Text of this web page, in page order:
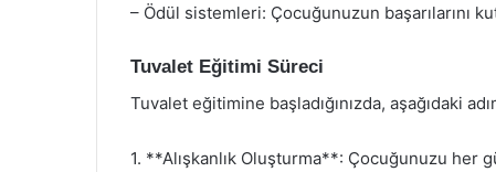
– Ödül sistemleri: Çocuğunuzun başarılarını
Tuvalet Eğitimi Süreci
Tuvalet eğitimine başladığınızda, aşağıdaki
1. **Alışkanlık Oluşturma**: Çocuğunuzu